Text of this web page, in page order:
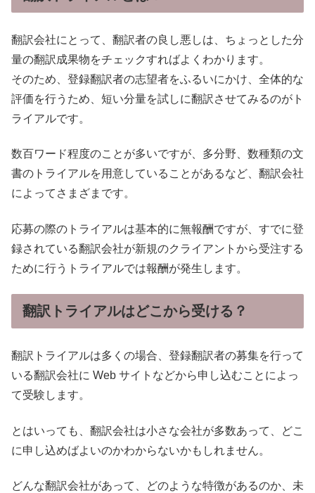
翻訳会社にとって、翻訳者の良し悪しは、ちょっとした分
量の翻訳成果物をチェックすればよくわかります。
そのため、登録翻訳者の志望者をふるいにかけ、全体的な
評価を行うため、短い分量を試しに翻訳させてみるのがト
ライアルです。
数百ワード程度のことが多いですが、多分野、数種類の文
書のトライアルを用意していることがあるなど、翻訳会社
によってさまざまです。
応募の際のトライアルは基本的に無報酬ですが、すでに登
録されている翻訳会社が新規のクライアントから受注する
ために行うトライアルでは報酬が発生します。
翻訳トライアルはどこから受ける？
翻訳トライアルは多くの場合、登録翻訳者の募集を行って
いる翻訳会社に Web サイトなどから申し込むことによっ
て受験します。
とはいっても、翻訳会社は小さな会社が多数あって、どこ
に申し込めばよいのかわからないかもしれません。
どんな翻訳会社があって、どのような特徴があるのか、未